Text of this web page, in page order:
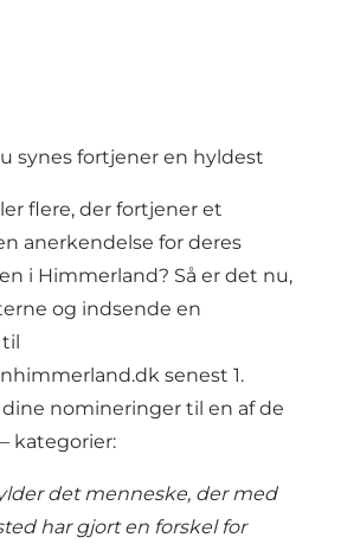
synes fortjener en hyldest
flere, der fortjener et
anerkendelse for deres
i Himmerland? Så er det nu,
og indsende en
senest 1.
nomineringer til en af de
kategorier:
det menneske, der med
har gjort en forskel for